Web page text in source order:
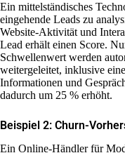
Ein mittelständisches
eingehende Leads zu
Website-Aktivität und
Lead erhält einen Score.
Schwellenwert werden
weitergeleitet, inklusive
Informationen und
dadurch um 25 % erhöht.
Beispiel 2: Churn-
Ein Online-Händler für